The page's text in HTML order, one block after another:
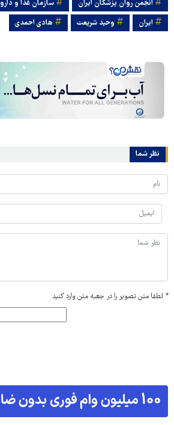
انجمن روان پزشکان ایران سازمان غذا و دارو
ایران
وحید شریعت هادی احمدی
نظر شما
* لطفا متن تصویر را در جعبه متن وارد کنید